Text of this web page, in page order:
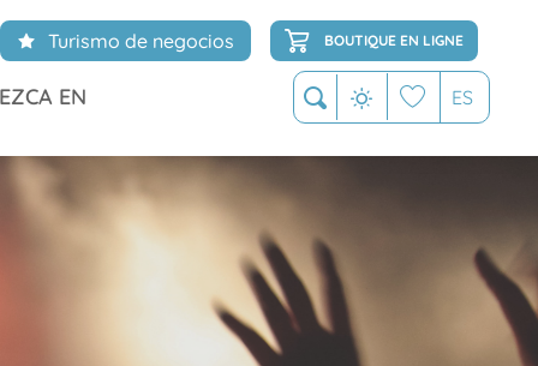
Buscar ES
Turismo de negocios BOUTIQUE EN LIGNE
EN